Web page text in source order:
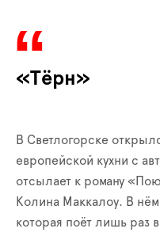
«Тёрн»
В Светлогорске
европейской кухни с
отсылает к роману
Колина Маккалоу. В
которая поёт лишь раз